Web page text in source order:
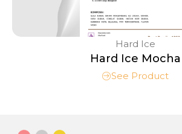
Hard Ice
Hard Ice Mocha
See Product